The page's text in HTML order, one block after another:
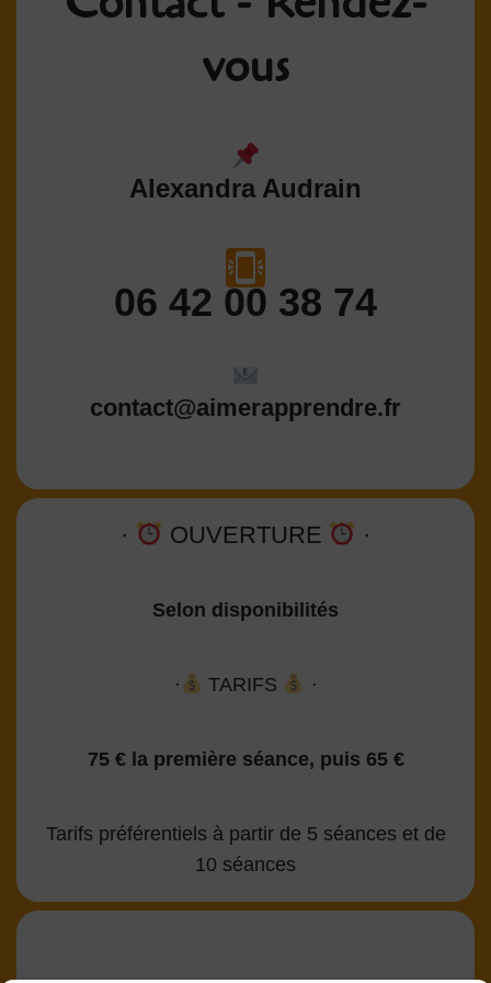
vous
Alexandra Audrain
06 42 00 38 74
contact@aimerapprendre.fr
· OUVERTURE ·
Selon disponibilités
· TARIFS ·
75 € la première séance, puis 65 €
Tarifs préférentiels à partir de 5 séances et de
10 séances